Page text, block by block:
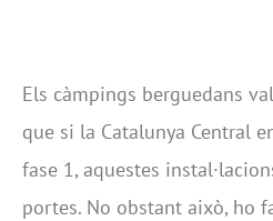
Els càmpings berguedans
que si la Catalunya Central
fase 1, aquestes
portes. No obstant això, ho